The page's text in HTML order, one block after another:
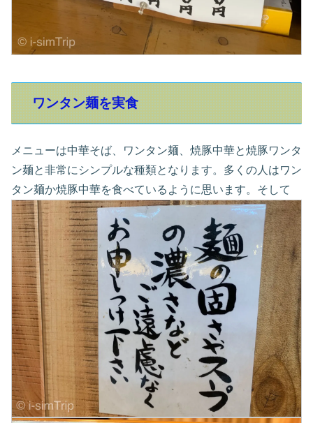
ワンタン麺を実食
メニューは中華そば、ワンタン麺、焼豚中華と焼豚ワンタ
ン麺と非常にシンプルな種類となります。多くの人はワン
タン麺か焼豚中華を食べているように思います。そして